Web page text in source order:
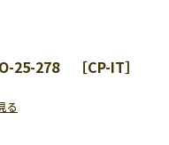
25-278 ［CP-IT］
る